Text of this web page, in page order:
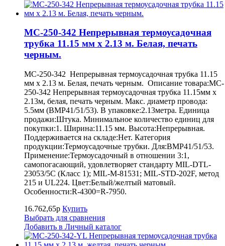
MC-250-342 Непрерывная термоусадочная
трубка 11.15 мм х 2.13 м. Белая, печать
черным.
MC-250-342 Непрерывная термоусадочная трубка 11.15
мм х 2.13 м. Белая, печать черным. Описание товара:MC-
250-342 Непрерывная термоусадочная трубка 11.15мм х
2.13м, белая, печать черным. Макс. диаметр провода:
5.5мм (BMP41/51/53). В упаковке:2.13метра. Единица
продажи:Штука. Минимальное количество единиц для
покупки:1. Ширина:11.15 мм. Высота:Непрерывная.
Поддерживается на складе:Нет. Категория
продукции:Термоусадочные трубки. Для:BMP41/51/53.
Применение:Термоусадочный в отношении 3:1,
самопогасающий, удовлетворяет стандарту MIL-DTL-
23053/5C (Класс 1); MIL-M-81531; MIL-STD-202F, метод
215 и UL224. Цвет:Белый/желтый матовый.
Особенности:R-4300=R-7950.
16.762,65р Купить
Выбрать для сравнения
Добавить в Личный каталог